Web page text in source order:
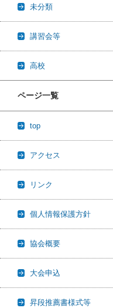
未分類
講習会等
高校
ページ一覧
top
アクセス
リンク
個人情報保護方針
協会概要
大会申込
昇段推薦書様式等